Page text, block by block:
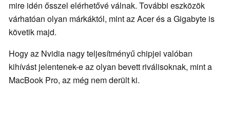
mire idén ősszel elérhetővé válnak. További eszközök
várhatóan olyan márkáktól, mint az Acer és a Gigabyte is
követik majd.
Hogy az Nvidia nagy teljesítményű chipjei valóban
kihívást jelentenek-e az olyan bevett riválisoknak, mint a
MacBook Pro, az még nem derült ki.